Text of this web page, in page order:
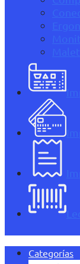
Categorías